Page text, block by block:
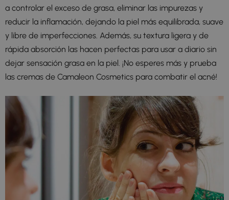
a controlar el exceso de grasa, eliminar las impurezas y
reducir la inflamación, dejando la piel más equilibrada, suave
y libre de imperfecciones. Además, su textura ligera y de
rápida absorción las hacen perfectas para usar a diario sin
dejar sensación grasa en la piel. ¡No esperes más y prueba
las cremas de Camaleon Cosmetics para combatir el acné!